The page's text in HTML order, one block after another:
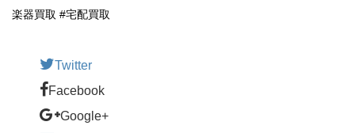
楽器買取 #宅配買取
Twitter
Facebook
Google+